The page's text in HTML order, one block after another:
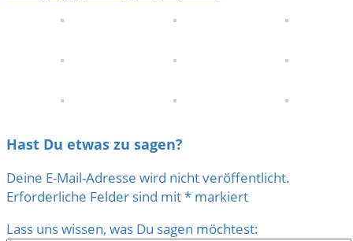
Hast Du etwas zu sagen?
Deine E-Mail-Adresse wird nicht veröffentlicht.
Erforderliche Felder sind mit* markiert
Lass uns wissen, was Du sagen möchtest: